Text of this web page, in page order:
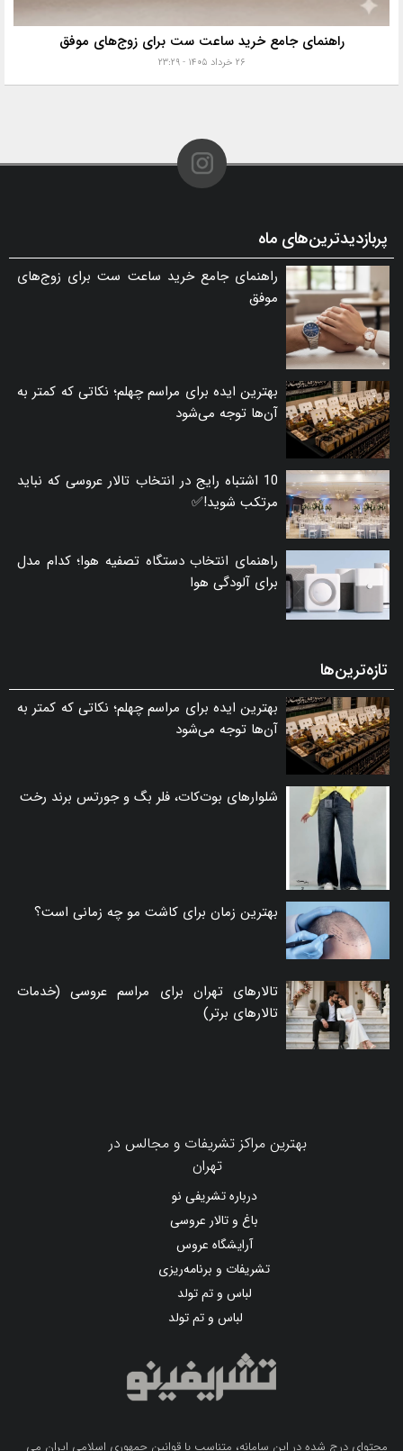
راهنمای جامع خرید ساعت ست برای زوج‌های موفق
۲۶ خرداد ۱۴۰۵ - ۲۳:۲۹
پربازدیدترین‌های ماه
راهنمای جامع خرید ساعت ست برای زوج‌های
موفق
بهترین ایده برای مراسم چهلم؛ نکاتی که کمتر به
آن‌ها توجه می‌شود
10 اشتباه رایج در انتخاب تالار عروسی که نباید
مرتکب شوید!✅
راهنمای انتخاب دستگاه تصفیه هوا؛ کدام مدل
برای آلودگی هوا
تازه‌ترین‌ها
بهترین ایده برای مراسم چهلم؛ نکاتی که کمتر به
آن‌ها توجه می‌شود
شلوارهای بوت‌کات، فلر بگ و جورتس برند رخت
بهترین زمان برای کاشت مو چه زمانی است؟
تالارهای تهران برای مراسم عروسی (خدمات
تالارهای برتر)
بهترین مراکز تشریفات و مجالس در
تهران
درباره تشریفی نو
باغ و تالار عروسی
آرایشگاه عروس
تشریفات و برنامه‌ریزی
لباس و تم تولد
لباس و تم تولد
محتوای درج شده در این سامانه، متناسب با قوانین جمهوری اسلامی ایران می